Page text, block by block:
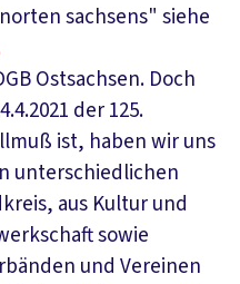
sachsens" siehe
Ostsachsen. Doch
der 125.
ist, haben wir uns
unterschiedlichen
aus Kultur und
sowie
und Vereinen